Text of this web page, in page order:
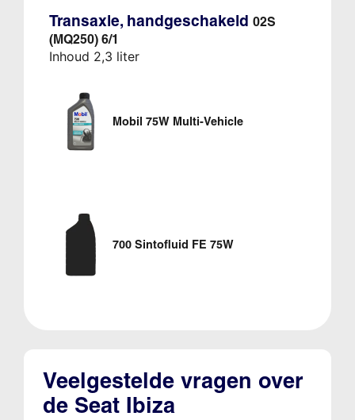
Transaxle, handgeschakeld 02S
(MQ250) 6/1
Inhoud 2,3 liter
Mobil 75W Multi-Vehicle
700 Sintofluid FE 75W
Veelgestelde vragen over
de Seat Ibiza